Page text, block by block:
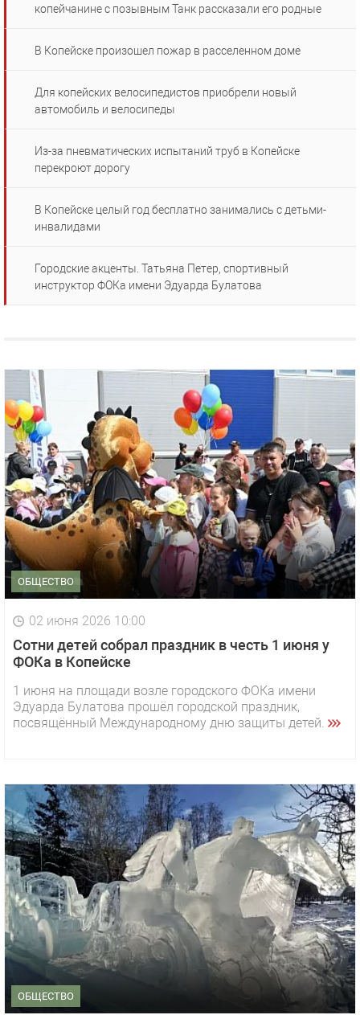
копейчанине с позывным Танк рассказали его родные
В Копейске произошел пожар в расселенном доме
Для копейских велосипедистов приобрели новый
автомобиль и велосипеды
Из-за пневматических испытаний труб в Копейске
перекроют дорогу
В Копейске целый год бесплатно занимались с детьми-
инвалидами
Городские акценты. Татьяна Петер, спортивный
инструктор ФОКа имени Эдуарда Булатова
ОБЩЕСТВО
02 июня 2026 10:00
Сотни детей собрал праздник в честь 1 июня у
ФОКа в Копейске
1 июня на площади возле городского ФОКа имени
Эдуарда Булатова прошёл городской праздник,
посвящённый Международному дню защиты детей.
ОБЩЕСТВО